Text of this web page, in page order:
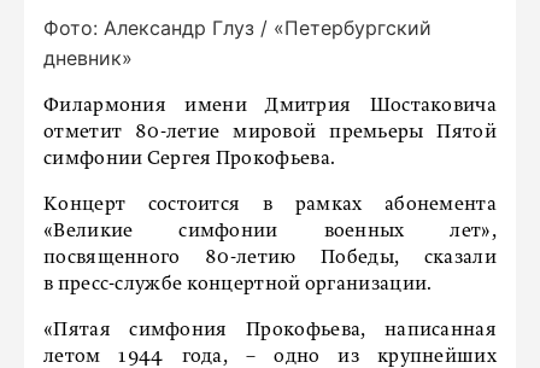
Фото: Александр Глуз / «Петербургский
дневник»
Филармония имени Дмитрия Шостаковича
отметит 80-летие мировой премьеры Пятой
симфонии Сергея Прокофьева.
Концерт состоится в рамках абонемента
«Великие симфонии военных лет»,
посвященного 80-летию Победы, сказали
в пресс-службе концертной организации.
«Пятая симфония Прокофьева, написанная
летом 1944 года, – одно из крупнейших